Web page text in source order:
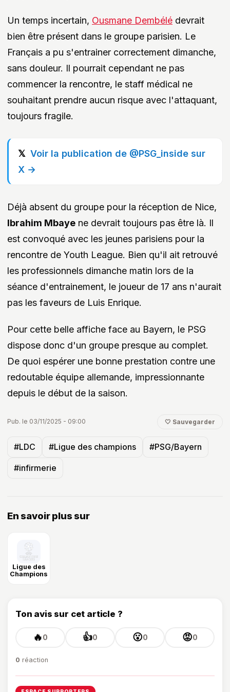
Un temps incertain, Ousmane Dembélé devrait
bien être présent dans le groupe parisien. Le
Français a pu s'entrainer correctement dimanche,
sans douleur. Il pourrait cependant ne pas
commencer la rencontre, le staff médical ne
souhaitant prendre aucun risque avec l'attaquant,
toujours fragile.
Voir la publication de @PSG_inside sur
X →
Déjà absent du groupe pour la réception de Nice,
Ibrahim Mbaye ne devrait toujours pas être là. Il
est convoqué avec les jeunes parisiens pour la
rencontre de Youth League. Bien qu'il ait retrouvé
les professionnels dimanche matin lors de la
séance d'entrainement, le joueur de 17 ans n'aurait
pas les faveurs de Luis Enrique.
Pour cette belle affiche face au Bayern, le PSG
dispose donc d'un groupe presque au complet.
De quoi espérer une bonne prestation contre une
redoutable équipe allemande, impressionnante
depuis le début de la saison.
Pub. le 03/11/2025 - 09:00 🤍 Sauvegarder
#LDC #Ligue des champions #PSG/Bayern
#infirmerie
En savoir plus sur
Ligue des
Champions
Ton avis sur cet article ?
🔥0 👍0 😮0 😡0
0 réaction